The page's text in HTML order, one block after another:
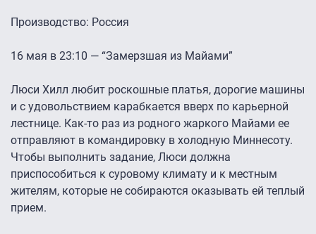
Производство: Россия
16 мая в 23:10 — “Замерзшая из Майами”
Люси Хилл любит роскошные платья, дорогие машины
и с удовольствием карабкается вверх по карьерной
лестнице. Как-то раз из родного жаркого Майами ее
отправляют в командировку в холодную Миннесоту.
Чтобы выполнить задание, Люси должна
приспособиться к суровому климату и к местным
жителям, которые не собираются оказывать ей теплый
прием.